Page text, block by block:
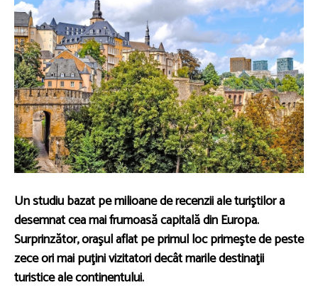
Un studiu bazat pe milioane de recenzii ale turiştilor a
desemnat cea mai frumoasă capitală din Europa.
Surprinzător, oraşul aflat pe primul loc primeşte de peste
zece ori mai puţini vizitatori decât marile destinaţii
turistice ale continentului.